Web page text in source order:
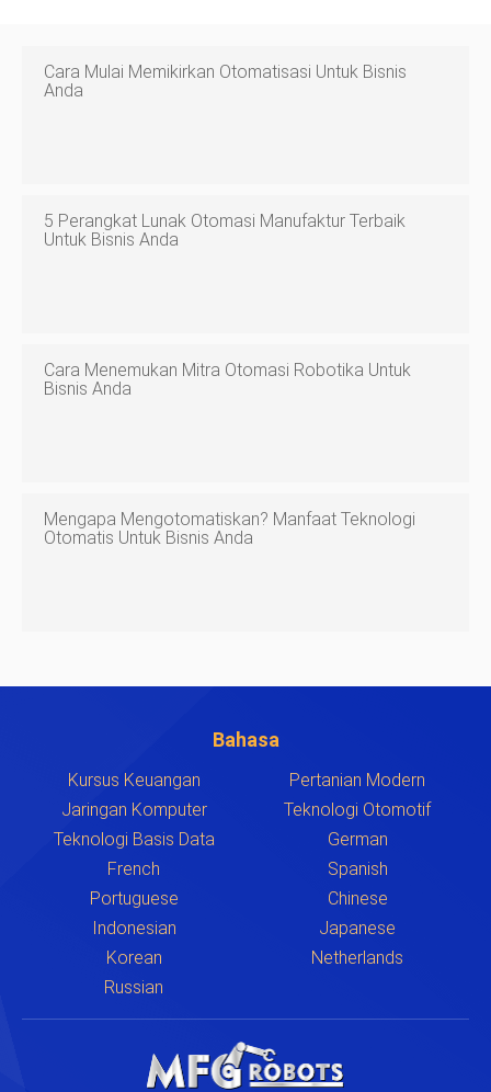
Cara Mulai Memikirkan Otomatisasi Untuk Bisnis
Anda
5 Perangkat Lunak Otomasi Manufaktur Terbaik
Untuk Bisnis Anda
Cara Menemukan Mitra Otomasi Robotika Untuk
Bisnis Anda
Mengapa Mengotomatiskan? Manfaat Teknologi
Otomatis Untuk Bisnis Anda
Bahasa
Kursus Keuangan
Pertanian Modern
Jaringan Komputer
Teknologi Otomotif
Teknologi Basis Data
German
French
Spanish
Portuguese
Chinese
Indonesian
Japanese
Korean
Netherlands
Russian